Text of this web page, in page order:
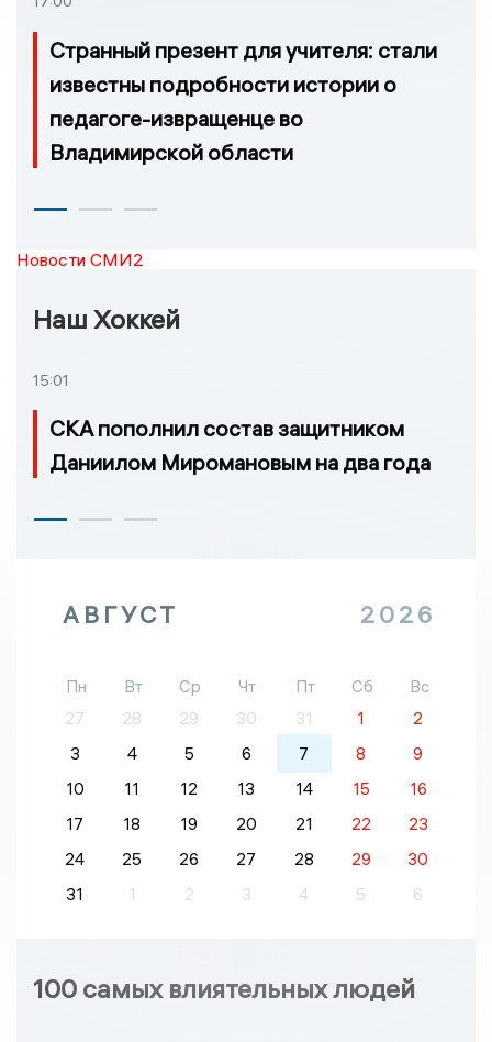
Странный презент для учителя: стали
известны подробности истории о
педагоге-извращенце во
Владимирской области
Новости СМИ2
Наш Хоккей
15:01
СКА пополнил состав защитником
Даниилом Миромановым на два года
АВГУСТ 2026
Пн Вт Ср Чт Пт Сб
Вс
27
28 29 30 31 1
2
3
4 5 6 7 8
9
10
11 12 13 14 15
16
17
18 19 20 21 22
23
24
25 26 27 28 29
30
31
1 2 3 4 5 6
100 самых влиятельных людей